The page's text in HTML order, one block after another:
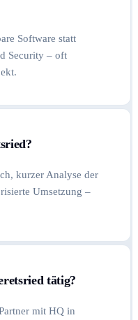
Software statt
Security – oft
kurzer Analyse der
Umsetzung –
tätig?
mit HQ in